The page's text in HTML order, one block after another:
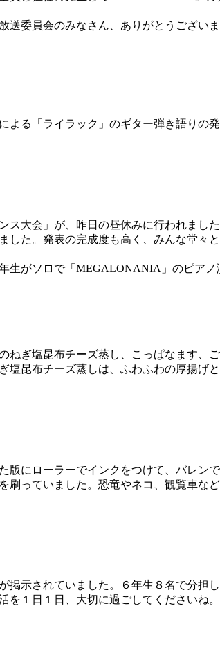
委員会のみなさん、ありがとうございま
る「ライラック」のギター弾き語りの
大会」が、昨日の昼休みに行われまし
た。発表の完成度も高く、みんな堂々
がソロで「MEGALONANIA」のピアノ
ぎ塩昆布チーズ蒸し、こっぱなます、
塩昆布チーズ蒸しは、ふわふわの厚揚げ
にローラーでインクをつけて、バレン
っていました。恐竜やネコ、観覧車な
示されていました。６年生８名で分担
１日１日、大切に過ごしてくださいね。